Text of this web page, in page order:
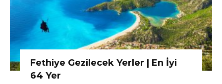
Fethiye Gezilecek Yerler | En İyi
64 Yer